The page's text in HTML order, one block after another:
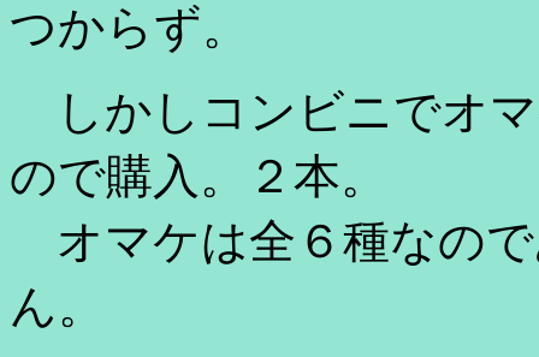
つからず。
しかしコンビニでオマ
ので購入。２本。
オマケは全６種なの
ん。